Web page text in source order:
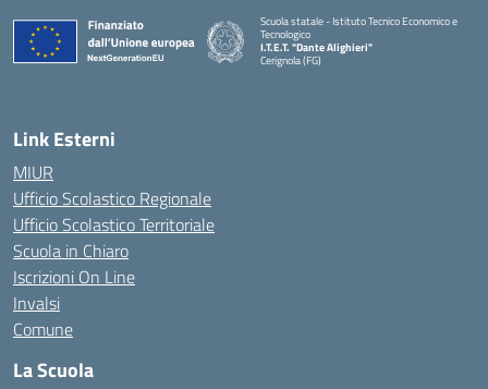
Scuola statale - Istituto Tecnico Economico e
Tecnologico
I.T.E.T. "Dante Alighieri"
Cerignola (FG)
— Visita la pagina iniziale della scuola
Link Esterni
MIUR
Ufficio Scolastico Regionale
Ufficio Scolastico Territoriale
Scuola in Chiaro
Iscrizioni On Line
Invalsi
Comune
La Scuola